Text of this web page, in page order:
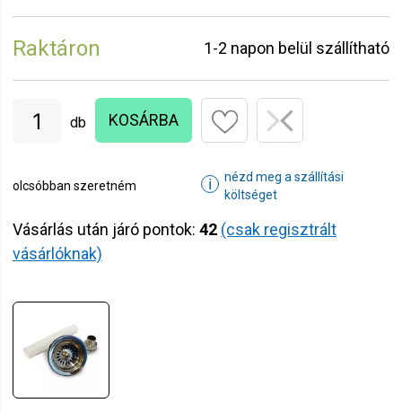
Raktáron 1-2 napon belül szállítható
db KOSÁRBA
olcsóbban szeretném ℹ
nézd meg a szállítási
költséget
Vásárlás után járó pontok: 42 (csak regisztrált
vásárlóknak)